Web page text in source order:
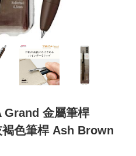
Grand 金屬筆桿
色筆桿 Ash Brown